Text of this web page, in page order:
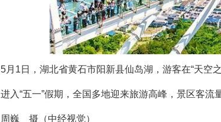
5月1日，湖北省黄石市阳新县仙岛湖，游客在“天空
进入“五一”假期，全国多地迎来旅游高峰，景区客流
周巍 摄（中经视觉）